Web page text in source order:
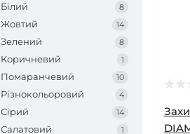
Білий 8
Жовтий 14
Зелений 8
Коричневий 1
Помаранчевий 10
Різнокольоровий 4
Сірий 14
Салатовий 1